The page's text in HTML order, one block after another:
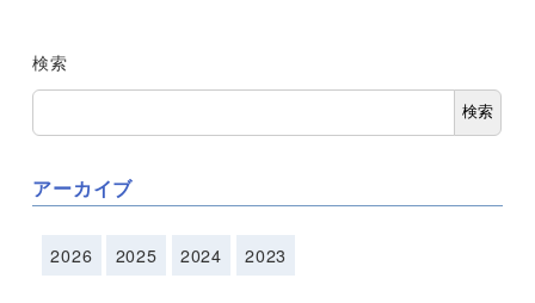
検索
検索
アーカイブ
2026 2025 2024 2023